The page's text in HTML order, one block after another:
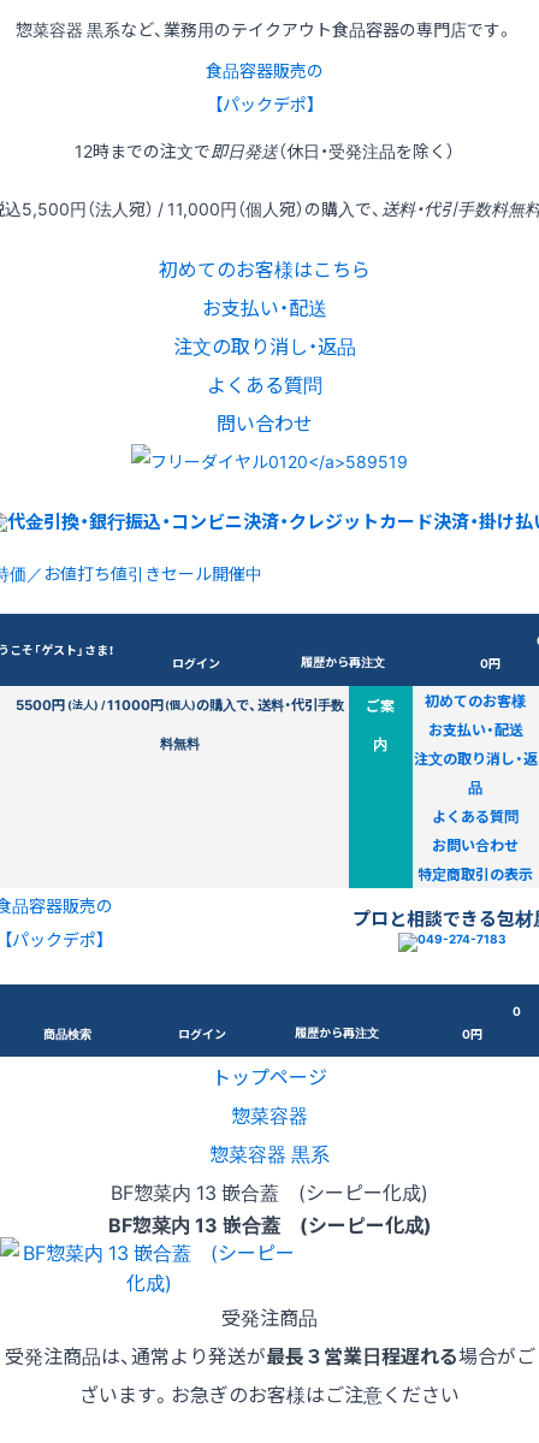
惣菜容器 黒系など、業務用のテイクアウト食品容器の専門店です。
食品容器販売の
【パックデポ】
12時までの注文で即日発送（休日・受発注品を除く）
込5,500円（法人宛） / 11,000円（個人宛）の購入で、 送料・代引手数料無
初めてのお客様はこちら
お支払い・配送
注文の取り消し・返品
よくある質問
問い合わせ
価／お値打ち値引きセール開催中
こそ「ゲスト」さま！
ログイン 履歴から再注文
0円
5500円(法人) /11000円(個人)の購入で、送料・代引手数
料無料
ご案
内
初めてのお客様
お支払い・配送
注文の取り消し・返
品
よくある質問
お問い合わせ
特定商取引の表示
品容器販売の
【パックデポ】
プロと相談できる包材
商品検索 ログイン 履歴から再注文
0
0円
トップページ
惣菜容器
惣菜容器 黒系
BF惣菜内 13 嵌合蓋 (シーピー化成)
BF惣菜内 13 嵌合蓋 (シーピー化成)
受発注商品
受発注商品は、通常より発送が最長３営業日程遅れる場合がご
ざいます。お急ぎのお客様はご注意ください